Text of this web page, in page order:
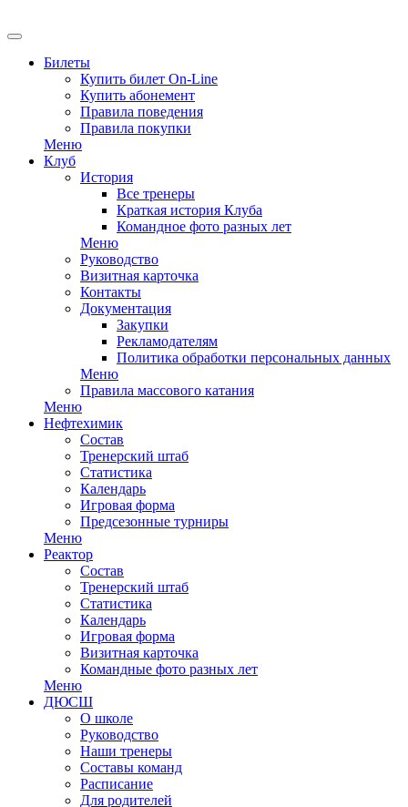
Билеты
Купить билет On-Line
Купить абонемент
Правила поведения
Правила покупки
Меню
Клуб
История
Все тренеры
Краткая история Клуба
Командное фото разных лет
Меню
Руководство
Визитная карточка
Контакты
Документация
Закупки
Рекламодателям
Политика обработки персональных данных
Меню
Правила массового катания
Меню
Нефтехимик
Состав
Тренерский штаб
Статистика
Календарь
Игровая форма
Предсезонные турниры
Меню
Реактор
Состав
Тренерский штаб
Статистика
Календарь
Игровая форма
Визитная карточка
Командные фото разных лет
Меню
ДЮСШ
О школе
Руководство
Наши тренеры
Составы команд
Расписание
Для родителей